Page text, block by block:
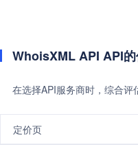
WhoisXML API API
在选择API服务商时，综合
定价页